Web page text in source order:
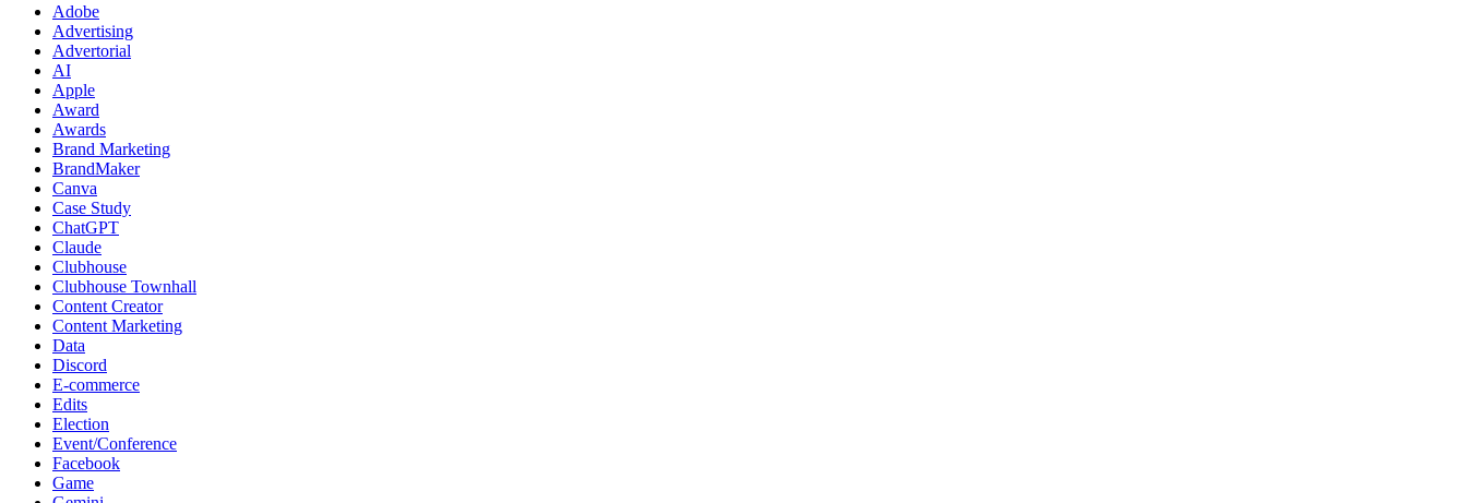
Adobe
Advertising
Advertorial
AI
Apple
Award
Awards
Brand Marketing
BrandMaker
Canva
Case Study
ChatGPT
Claude
Clubhouse
Clubhouse Townhall
Content Creator
Content Marketing
Data
Discord
E-commerce
Edits
Election
Event/Conference
Facebook
Game